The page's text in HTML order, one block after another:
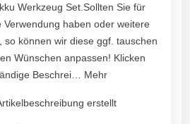
Werkzeug Set.Sollten Sie für
Verwendung haben oder weitere
so können wir diese ggf. tauschen
Wünschen anpassen! Klicken
Beschrei… Mehr
erstellt